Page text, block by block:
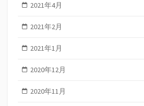
2021年4月
2021年2月
2021年1月
2020年12月
2020年11月